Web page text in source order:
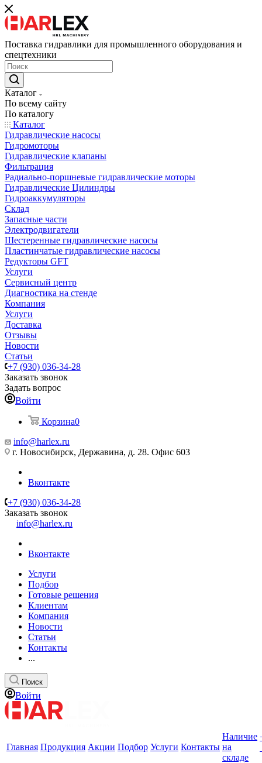
Поставка гидравлики для промышленного оборудования и
спецтехники
Каталог
По всему сайту
По каталогу
Каталог
Гидравлические насосы
Гидромоторы
Гидравлические клапаны
Фильтрация
Радиально-поршневые гидравлические моторы
Гидравлические Цилиндры
Гидроаккумуляторы
Склад
Запасные части
Электродвигатели
Шестеренные гидравлические насосы
Пластинчатые гидравлические насосы
Редукторы GFT
Услуги
Сервисный центр
Диагностика на стенде
Компания
Услуги
Доставка
Отзывы
Новости
Статьи
+7 (930) 036-34-28
Заказать звонок
Задать вопрос
Войти
Корзина0
info@harlex.ru
г. Новосибирск, Державина, д. 28. Офис 603
Вконтакте
+7 (930) 036-34-28
Заказать звонок
info@harlex.ru
Вконтакте
Услуги
Подбор
Готовые решения
Клиентам
Компания
Новости
Статьи
Контакты
...
Поиск
Войти
Главная Продукция Акции Подбор Услуги Контакты
Наличие
на
складе